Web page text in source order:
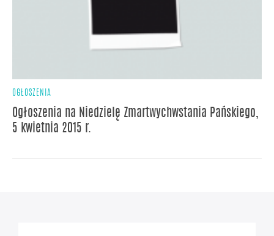
OGŁOSZENIA
Ogłoszenia na Niedzielę Zmartwychwstania Pańskiego,
5 kwietnia 2015 r.